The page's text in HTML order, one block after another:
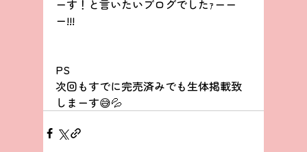
ーす！と言いたいブログでしたｧーー
ー!!!
PS
次回もすでに完売済みでも生体掲載致
しまーす😅💦